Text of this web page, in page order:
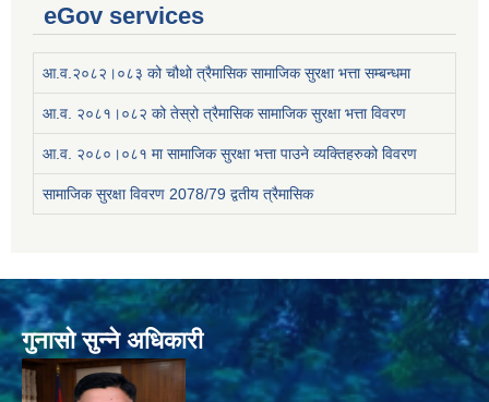
eGov services
आ.व.२०८२।०८३ को चौथो त्रैमासिक सामाजिक सुरक्षा भत्ता सम्बन्धमा
आ.व. २०८१।०८२ को तेस्रो त्रैमासिक सामाजिक सुरक्षा भत्ता विवरण
आ.व. २०८०।०८१ मा सामाजिक सुरक्षा भत्ता पाउने व्यक्तिहरुको विवरण
सामाजिक सुरक्षा विवरण 2078/79 द्वतीय त्रैमासिक
गुनासो सुन्ने अधिकारी